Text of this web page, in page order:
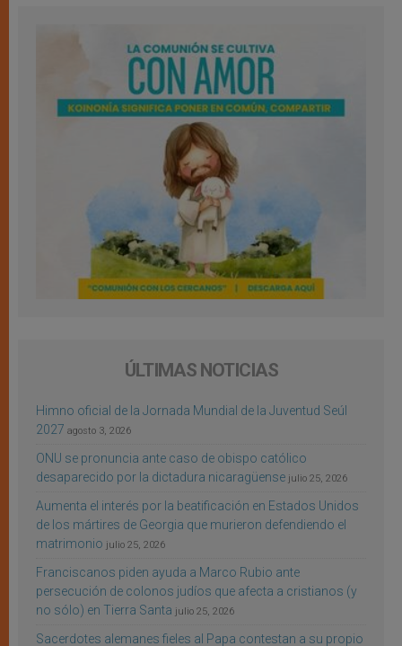
ÚLTIMAS NOTICIAS
Himno oficial de la Jornada Mundial de la Juventud Seúl
2027 agosto 3, 2026
ONU se pronuncia ante caso de obispo católico
desaparecido por la dictadura nicaragüense julio 25, 2026
Aumenta el interés por la beatificación en Estados Unidos
de los mártires de Georgia que murieron defendiendo el
matrimonio julio 25, 2026
Franciscanos piden ayuda a Marco Rubio ante
persecución de colonos judíos que afecta a cristianos (y
no sólo) en Tierra Santa julio 25, 2026
Sacerdotes alemanes fieles al Papa contestan a su propio